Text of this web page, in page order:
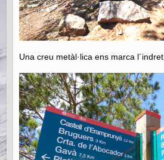
Una creu metàl·lica ens marca l´indret.